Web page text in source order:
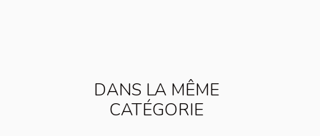
DANS LA MÊME
CATÉGORIE